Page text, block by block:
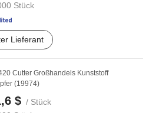
Stück
Lieferant
Cutter Großhandels Kunststoff
(19974)
$ / Stück